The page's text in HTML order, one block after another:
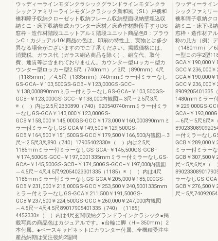
ウッディーラインモダンクラシックグランドラインモダンクラ
シックファミリーラインモダンクラシック新和風（SL）戸襖和
襖和障子収納クローゼット収納フレーム収納壁面収納壁埋込収
納ミニ・床下収納集成カウンター床材／床造作材階段手すりDS
窓枠・造作材階段ユニットアルミ階段ユニット商品色B：ブラウ
ンC：カジュアル104商品の色は、印刷の特性上、実物とは多少
異なる場合がございますのでご了承ください。掲載価格には、
消費税、ガラス代（ガラス組込商品を除く）、組立代、取付
費、運賃等は含まれておりません。カウンター型ロッカー型カ
ウンター型ロッカー型2.5尺（740mm）／3尺（890mm）4尺
（1185mm）／4.5尺（1335mm）740mmミラー付ミラーなし
GS-GCA−￥103,500GS-GCB−￥123,000GS-GCC−
￥138,000890mmミラー付ミラーなしGS-GCA−￥103,500GS-
GCB−￥123,000GS-GCC−￥138,000内観図︵3尺︶2.5尺3尺
※（ ）内は2.5尺2330890（740）920540740mmミラー付ミラ
ーなしGS-GCA￥143,000￥123,000GS-
GCB￥158,000￥145,000GS-GCC￥173,000￥160,000890mmミ
ラー付ミラーなしGS-GCA￥149,500￥129,500GS-
GCB￥164,500￥151,500GS-GCC￥179,500￥166,500内観図︵3
尺︶2.5尺3尺890（740）17905402330※（ ）内は2.5尺
1185mmミラー付ミラーなしGS-GCA−￥145,500GS-GCB−
￥174,500GS-GCC−￥197,0001335mmミラー付ミラーなしGS-
GCA−￥145,500GS-GCB−￥174,500GS-GCC−￥197,000内観図
︵4.5尺︶4尺4.5尺92054023301335（1185）※（ ）内は4尺
1185mmミラー付ミラーなしGS-GCA￥205,000￥185,000GS-
GCB￥231,000￥218,000GS-GCC￥253,500￥240,5001335mm
ミラー付ミラーなしGS-GCA￥211,500￥191,500GS-
GCB￥237,500￥224,500GS-GCC￥260,000￥247,000内観図
︵4.5尺︶4尺4.5尺89017905401335（740）（1185）
4452330※（ ）内は4尺玄関収納グランドラインクラシック●掲
載写真の商品色はカジュアルです。●台輪に脚（H＝350mm）2
本付属。●ベースキャビネットにカウンター付属。全機種受注生
産品納期は受注後約2週間
ウッディーライ
シックファミリ
襖和障子収納ク
納ミニ・床下収
窓枠・造作材ア
称の見方（例）
（1480mm）／
ー型コの字2型
GCA￥190,000
GCC￥236,000
GCA￥190,000
GCC￥236,000
8909205401335
1480mmミラー
￥229,000GS-
GCA−￥
︵6尺︶5尺6尺※
ー付ミラーなし
GCB￥289,000
ミラー付ミラー
GCB￥307,500
尺︶5尺6尺※（
ラーなしGS-
GCB￥276,500
尺︶5尺